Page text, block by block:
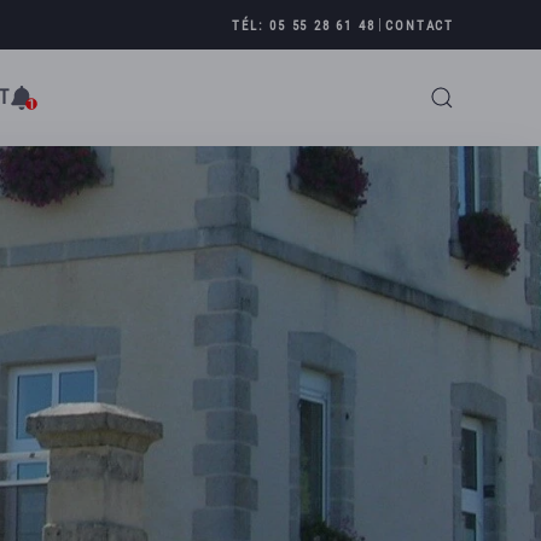
TÉL: 05 55 28 61 48 |CONTACT